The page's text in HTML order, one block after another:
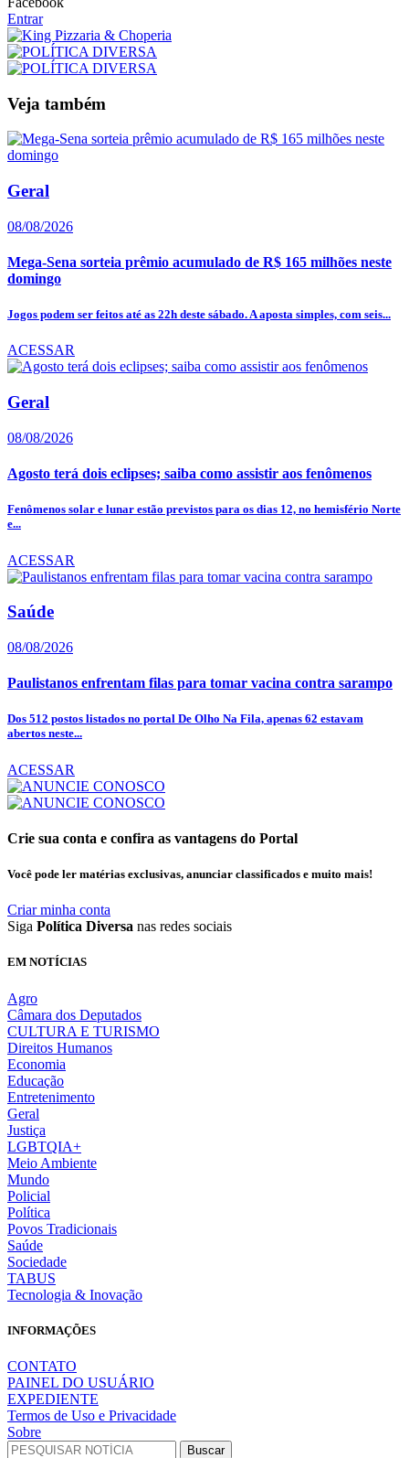
Entrar
Veja também
Geral
08/08/2026
Mega-Sena sorteia prêmio acumulado de R$ 165 milhões neste
domingo
Jogos podem ser feitos até as 22h deste sábado. A aposta simples, com seis...
ACESSAR
Geral
08/08/2026
Agosto terá dois eclipses; saiba como assistir aos fenômenos
Fenômenos solar e lunar estão previstos para os dias 12, no hemisfério Norte
e...
ACESSAR
Saúde
08/08/2026
Paulistanos enfrentam filas para tomar vacina contra sarampo
Dos 512 postos listados no portal De Olho Na Fila, apenas 62 estavam
abertos neste...
ACESSAR
Crie sua conta e confira as vantagens do Portal
Você pode ler matérias exclusivas, anunciar classificados e muito mais!
Criar minha conta
Siga Política Diversa nas redes sociais
EM NOTÍCIAS
Agro
Câmara dos Deputados
CULTURA E TURISMO
Direitos Humanos
Economia
Educação
Entretenimento
Geral
Justiça
LGBTQIA+
Meio Ambiente
Mundo
Policial
Política
Povos Tradicionais
Saúde
Sociedade
TABUS
Tecnologia & Inovação
INFORMAÇÕES
CONTATO
PAINEL DO USUÁRIO
EXPEDIENTE
Termos de Uso e Privacidade
Sobre